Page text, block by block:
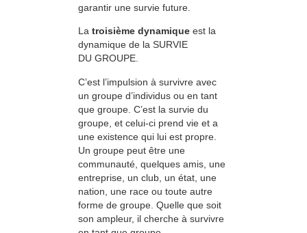
garantir une survie future.
La troisième dynamique est la
dynamique de la SURVIE
DU GROUPE.
C’est l’impulsion à survivre avec
un groupe d’individus ou en tant
que groupe. C’est la survie du
groupe, et celui-ci prend vie et a
une existence qui lui est propre.
Un groupe peut être une
communauté, quelques amis, une
entreprise, un club, un état, une
nation, une race ou toute autre
forme de groupe. Quelle que soit
son ampleur, il cherche à survivre